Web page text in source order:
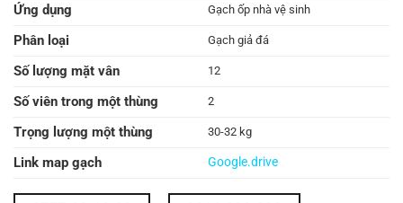
Ứng dụng Gạch ốp nhà vệ sinh
Phân loại Gạch giả đá
Số lượng mặt vân 12
Số viên trong một thùng 2
Trọng lượng một thùng 30-32 kg
Link map gạch Google.drive